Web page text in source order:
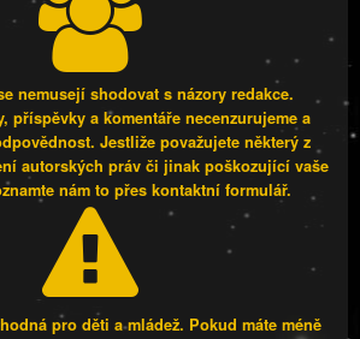
nemusejí shodovat s názory redakce.
příspěvky a komentáře necenzurujeme a
Jestliže považujete některý z
autorských práv či jinak poškozující vaše
nám to přes kontaktní formulář.
pro děti a mládež. Pokud máte méně